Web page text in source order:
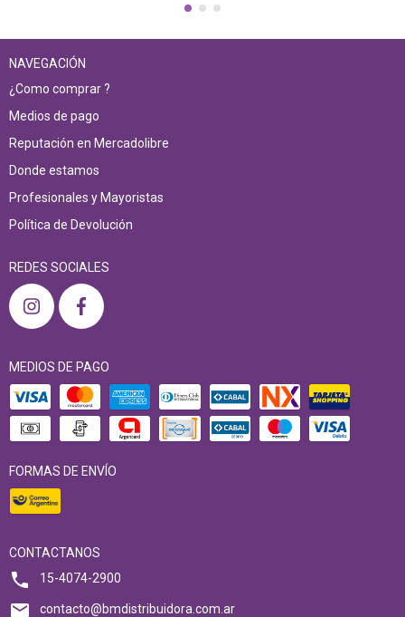
NAVEGACIÓN
¿Como comprar ?
Medios de pago
Reputación en Mercadolibre
Donde estamos
Profesionales y Mayoristas
Política de Devolución
REDES SOCIALES
MEDIOS DE PAGO
FORMAS DE ENVÍO
CONTACTANOS
15-4074-2900
contacto@bmdistribuidora.com.ar